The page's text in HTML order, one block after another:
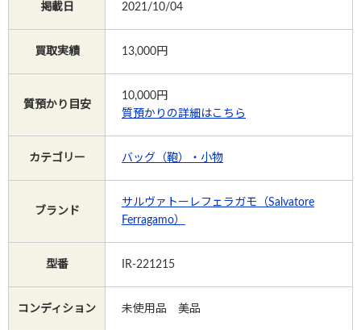
修理
電話で相談する
掲載日 2021/10/04
買取実績 13,000円
質預かり目安
10,000円
質預かりの詳細はこちら
カテゴリー バッグ（鞄）・小物
ブランド
サルヴァトーレフェラガモ（Salvatore
Ferragamo）
型番 IR-221215
コンディション 未使用品 美品